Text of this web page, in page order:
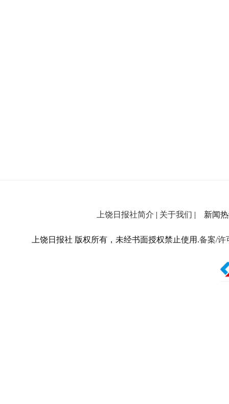
上饶日报社简介 | 关于我们 | 新闻热
上饶日报社 版权所有，未经书面授权禁止使用.备案/许